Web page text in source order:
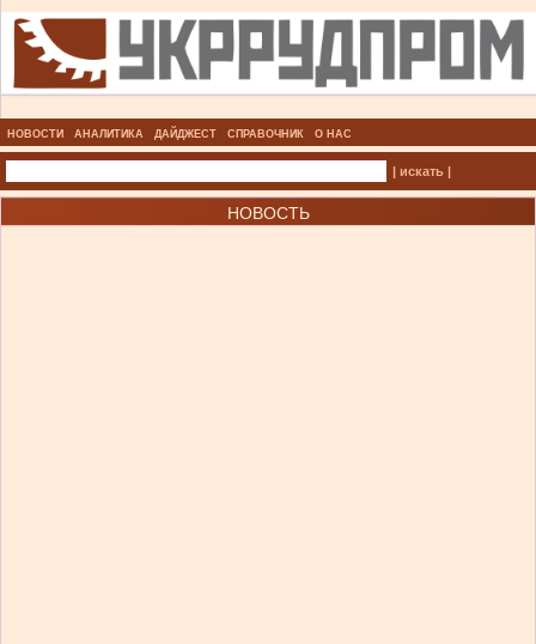
НОВОСТИ АНАЛИТИКА ДАЙДЖЕСТ СПРАВОЧНИК О НАС
| искать |
НОВОСТЬ